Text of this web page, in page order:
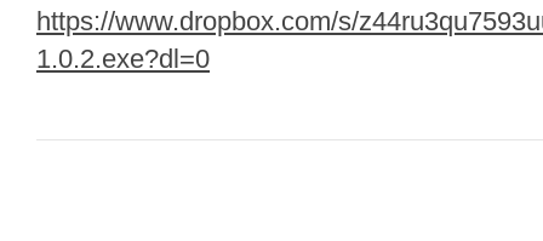
https://www.dropbox.com/s/
1.0.2.exe?dl=0